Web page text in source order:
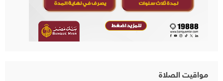
مواقيت الصلاة